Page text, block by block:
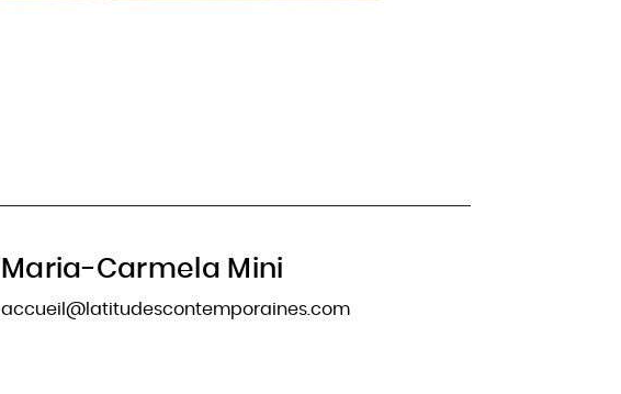
Maria-Carmela Mini
accueil@latitudescontemporaines.com